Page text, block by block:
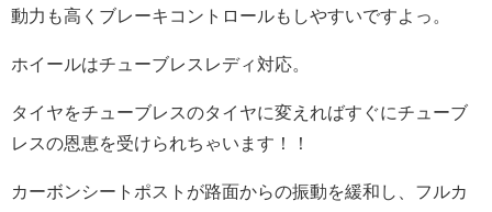
動力も高くブレーキコントロールもしやすいですよっ。
ホイールはチューブレスレディ対応。
タイヤをチューブレスのタイヤに変えればすぐにチューブ
レスの恩恵を受けられちゃいます！！
カーボンシートポストが路面からの振動を緩和し、フルカ